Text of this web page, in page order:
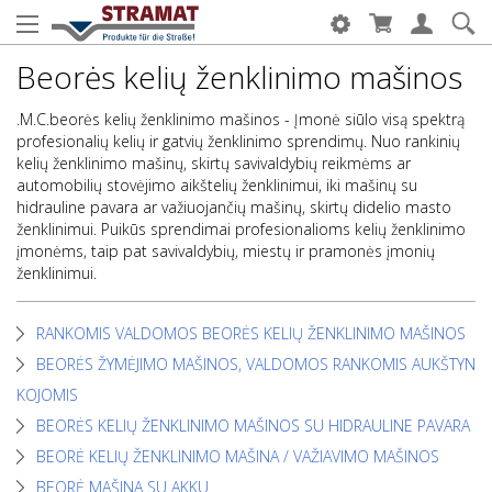
Beorės kelių ženklinimo mašinos
.M.C.beorės kelių ženklinimo mašinos - Įmonė siūlo visą spektrą
profesionalių kelių ir gatvių ženklinimo sprendimų. Nuo rankinių
kelių ženklinimo mašinų, skirtų savivaldybių reikmėms ar
automobilių stovėjimo aikštelių ženklinimui, iki mašinų su
hidrauline pavara ar važiuojančių mašinų, skirtų didelio masto
ženklinimui. Puikūs sprendimai profesionalioms kelių ženklinimo
įmonėms, taip pat savivaldybių, miestų ir pramonės įmonių
ženklinimui.
RANKOMIS VALDOMOS BEORĖS KELIŲ ŽENKLINIMO MAŠINOS
BEORĖS ŽYMĖJIMO MAŠINOS, VALDOMOS RANKOMIS AUKŠTYN
KOJOMIS
BEORĖS KELIŲ ŽENKLINIMO MAŠINOS SU HIDRAULINE PAVARA
BEORĖ KELIŲ ŽENKLINIMO MAŠINA / VAŽIAVIMO MAŠINOS
BEORĖ MAŠINA SU AKKU